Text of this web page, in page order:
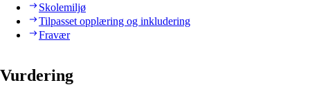
Skolemiljø
Tilpasset opplæring og inkludering
Fravær
Vurdering